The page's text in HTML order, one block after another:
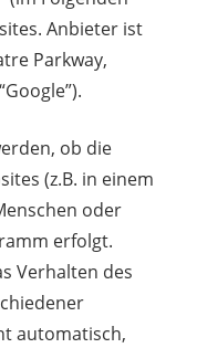
Anbieter ist
Parkway,
ob die
(z.B. in einem
oder
erfolgt.
Verhalten des
automatisch,